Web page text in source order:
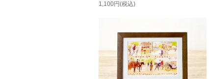
1,100円(税込)